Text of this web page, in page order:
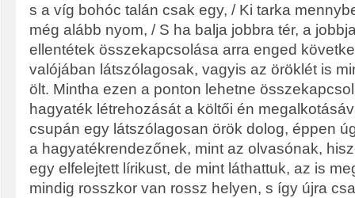
s a víg bohóc talán csak egy, / Ki tarka
még alább nyom, / S ha balja jobbra tér, a
ellentétek összekapcsolása arra enged
valójában látszólagosak, vagyis az öröklét is
ölt. Mintha ezen a ponton lehetne
hagyaték létrehozását a költői én
csupán egy látszólagosan örök dolog, éppen
a hagyatékrendezőnek, mint az olvasónak,
egy elfelejtett lírikust, de mint láthattuk, az is
mindig rosszkor van rossz helyen, s így újra